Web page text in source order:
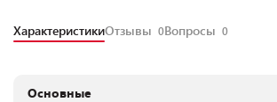
ХарактеристикиОтзывы 0Вопросы 0
Основные